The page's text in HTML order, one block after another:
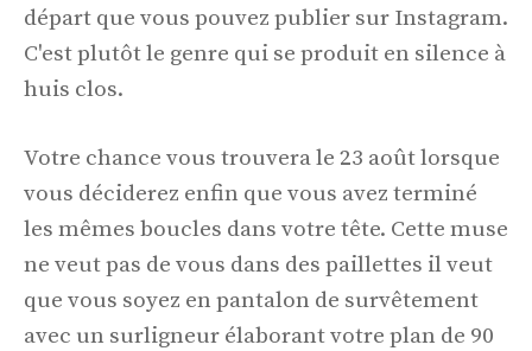
départ que vous pouvez publier sur Instagram.
C'est plutôt le genre qui se produit en silence à
huis clos.
Votre chance vous trouvera le 23 août lorsque
vous déciderez enfin que vous avez terminé
les mêmes boucles dans votre tête. Cette muse
ne veut pas de vous dans des paillettes il veut
que vous soyez en pantalon de survêtement
avec un surligneur élaborant votre plan de 90